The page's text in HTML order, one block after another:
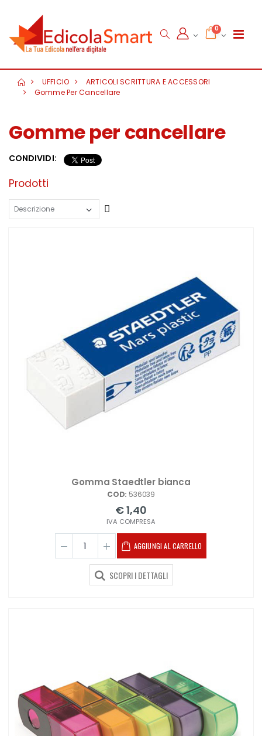
0
UFFICIO
ARTICOLI SCRITTURA E ACCESSORI
Gomme Per Cancellare
Gomme per cancellare
CONDIVIDI:
Prodotti
Gomma Staedtler bianca
COD: 536039
€ 1,40
IVA COMPRESA
AGGIUNGI AL CARRELLO
SCOPRI I DETTAGLI